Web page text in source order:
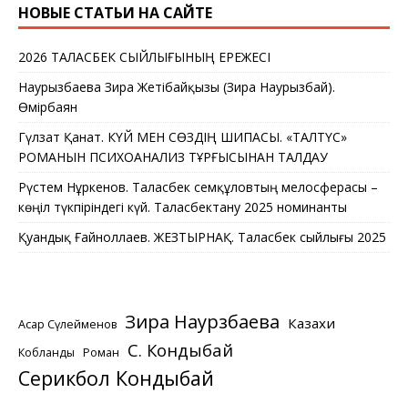
НОВЫЕ СТАТЬИ НА САЙТЕ
2026 ТАЛАСБЕК СЫЙЛЫҒЫНЫҢ ЕРЕЖЕСІ
Наурызбаева Зира Жетібайқызы (Зира Наурызбай).
Өмірбаян
Гүлзат Қанат. КҮЙ МЕН СӨЗДІҢ ШИПАСЫ. «ТАЛТҮС»
РОМАНЫН ПСИХОАНАЛИЗ ТҰРҒЫСЫНАН ТАЛДАУ
Рүстем Нұркенов. Таласбек Әсемқұловтың мелосферасы –
көңіл түкпіріндегі күй. Таласбектану 2025 номинанты
Қуандық Ғайноллаев. ЖЕЗТЫРНАҚ. Таласбек сыйлығы 2025
Асқар Сүлейменов Зира Наурзбаева Казахи
Кобланды Роман С. Кондыбай
Серикбол Кондыбай